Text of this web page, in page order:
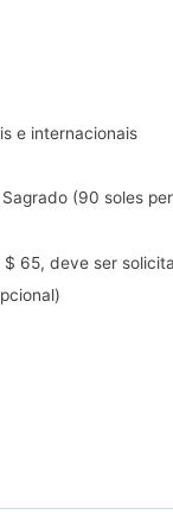
e internacionais
(90 soles
65, deve ser